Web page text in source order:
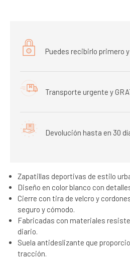
Puedes recibirlo primero
Transporte urgente y
Devolución hasta en 30
Zapatillas deportivas de estilo
Diseño en color blanco con
Cierre con tira de velcro y
seguro y cómodo.
Fabricadas con materiales
diario.
Suela antideslizante que
tracción.